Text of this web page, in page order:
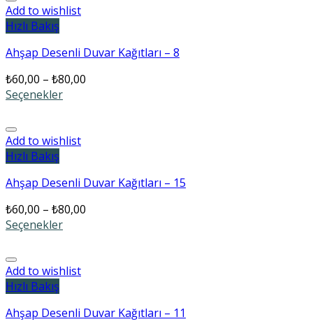
Add to wishlist
Hızlı Bakış
Ahşap Desenli Duvar Kağıtları – 8
₺60,00 – ₺80,00
Seçenekler
Add to wishlist
Hızlı Bakış
Ahşap Desenli Duvar Kağıtları – 15
₺60,00 – ₺80,00
Seçenekler
Add to wishlist
Hızlı Bakış
Ahşap Desenli Duvar Kağıtları – 11